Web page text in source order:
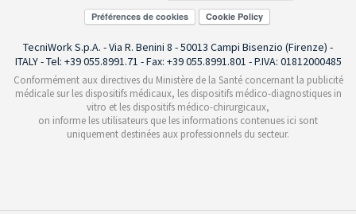
Préférences de cookies
TecniWork S.p.A. - Via R. Benini 8 - 50013 Campi Bisenzio (Firenze) -
ITALY - Tel: +39 055.8991.71 - Fax: +39 055.8991.801 - P.IVA: 01812000485
Conformément aux directives du Ministère de la Santé concernant la publicité
médicale sur les dispositifs médicaux, les dispositifs médico-diagnostiques in
vitro et les dispositifs médico-chirurgicaux,
on informe les utilisateurs que les informations contenues ici sont
uniquement destinées aux professionnels du secteur.